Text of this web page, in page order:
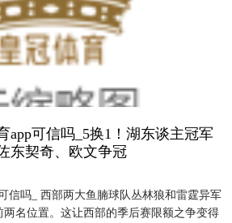
app可信吗_​5换1！湖东谈主冠军
东契奇、欧文争冠
信吗_ 西部两大鱼腩球队丛林狼和雷霆异军
名位置。这让西部的季后赛限额之争变得